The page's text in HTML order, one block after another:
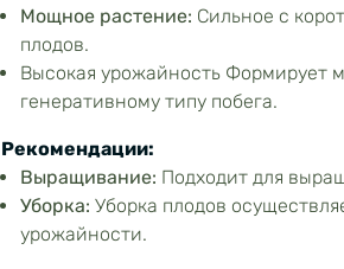
Мощное растение: Сильное с
плодов.
Высокая урожайность Формирует
генеративному типу побега.
Рекомендации:
Выращивание: Подходит для
Уборка: Уборка плодов
урожайности.